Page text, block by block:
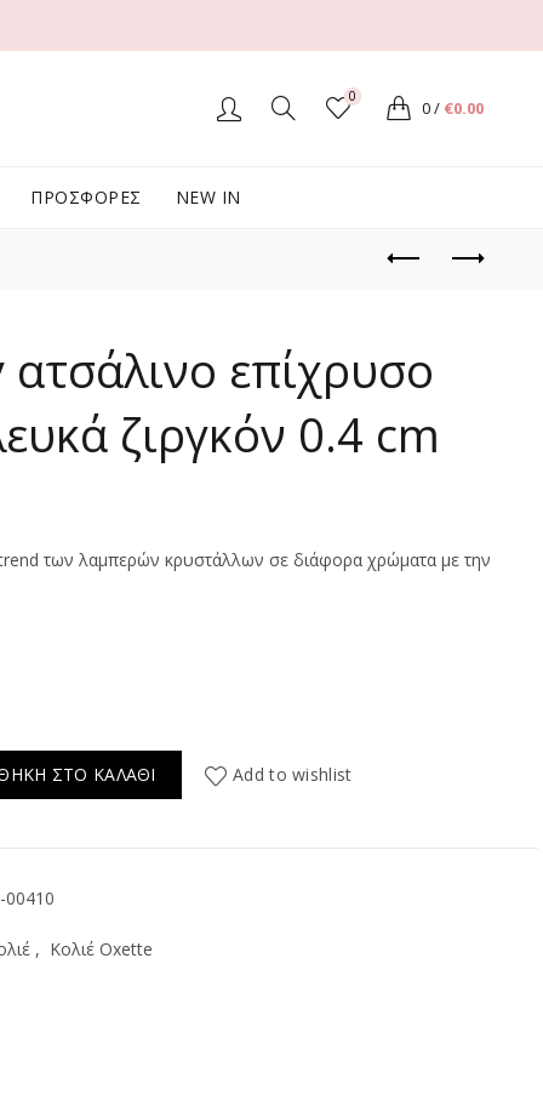
0
0/ €0.00
ΠΡΟΣΦΟΡΕΣ NEW IN
ατσάλινο επίχρυσο
ζιργκόν 0.4 cm
των λαμπερών κρυστάλλων σε διάφορα χρώματα με την
ΣΤΟ ΚΑΛΆΘΙ Add to wishlist
00410
, Κολιέ Oxette